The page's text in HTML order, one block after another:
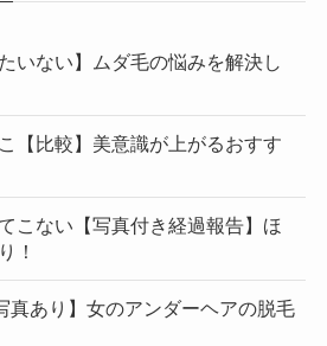
いない】ムダ毛の悩みを解決し
【比較】美意識が上がるおすす
こない【写真付き経過報告】ほ
！
真あり】女のアンダーヘアの脱毛